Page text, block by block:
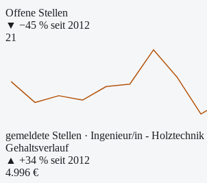
Offene Stellen
▼ −45 % seit 2012
21
gemeldete Stellen · Ingenieur/in - Holztechnik
Gehaltsverlauf
▲ +34 % seit 2012
4.996 €